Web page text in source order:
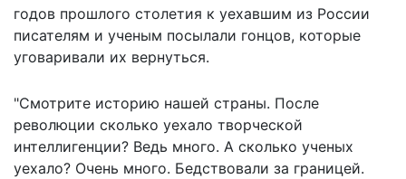
годов прошлого столетия к уехавшим из России
писателям и ученым посылали гонцов, которые
уговаривали их вернуться.
"Смотрите историю нашей страны. После
революции сколько уехало творческой
интеллигенции? Ведь много. А сколько ученых
уехало? Очень много. Бедствовали за границей.